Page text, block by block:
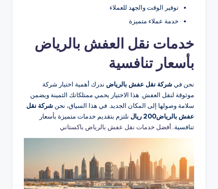
توفير الوقت والجهد للعملاء
خدمة عملاء متميزة
خدمات نقل العفش بالرياض
بأسعار تنافسية
نحن في شركة نقل عفش بالرياض ندرك أهمية اختيار شركة
موثوقة لنقل العفش. هذا الاختيار يحمي ممتلكاتك الثمينة ويضمن
سلامة وصولها إلى المكان الجديد. في هذا السياق، نحن شركة نقل
عفش بالرياض200 ريال
نلتزم بتقديم خدمات متميزة بأسعار
تنافسية.. أفضل خدمات نقل عفش بالرياض باكستاني